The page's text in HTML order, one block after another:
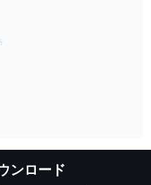
ンロード